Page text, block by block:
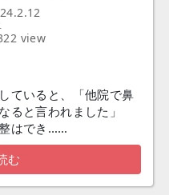
view
ていると、「他院で鼻
ると言われました」
整はでき……
む